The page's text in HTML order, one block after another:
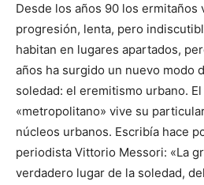
Desde los años 90 los ermitaños
progresión, lenta, pero
habitan en lugares apartados,
años ha surgido un nuevo modo
soledad: el eremitismo urbano.
«metropolitano» vive su
núcleos urbanos. Escribía hace
periodista Vittorio Messori: «La
verdadero lugar de la soledad,